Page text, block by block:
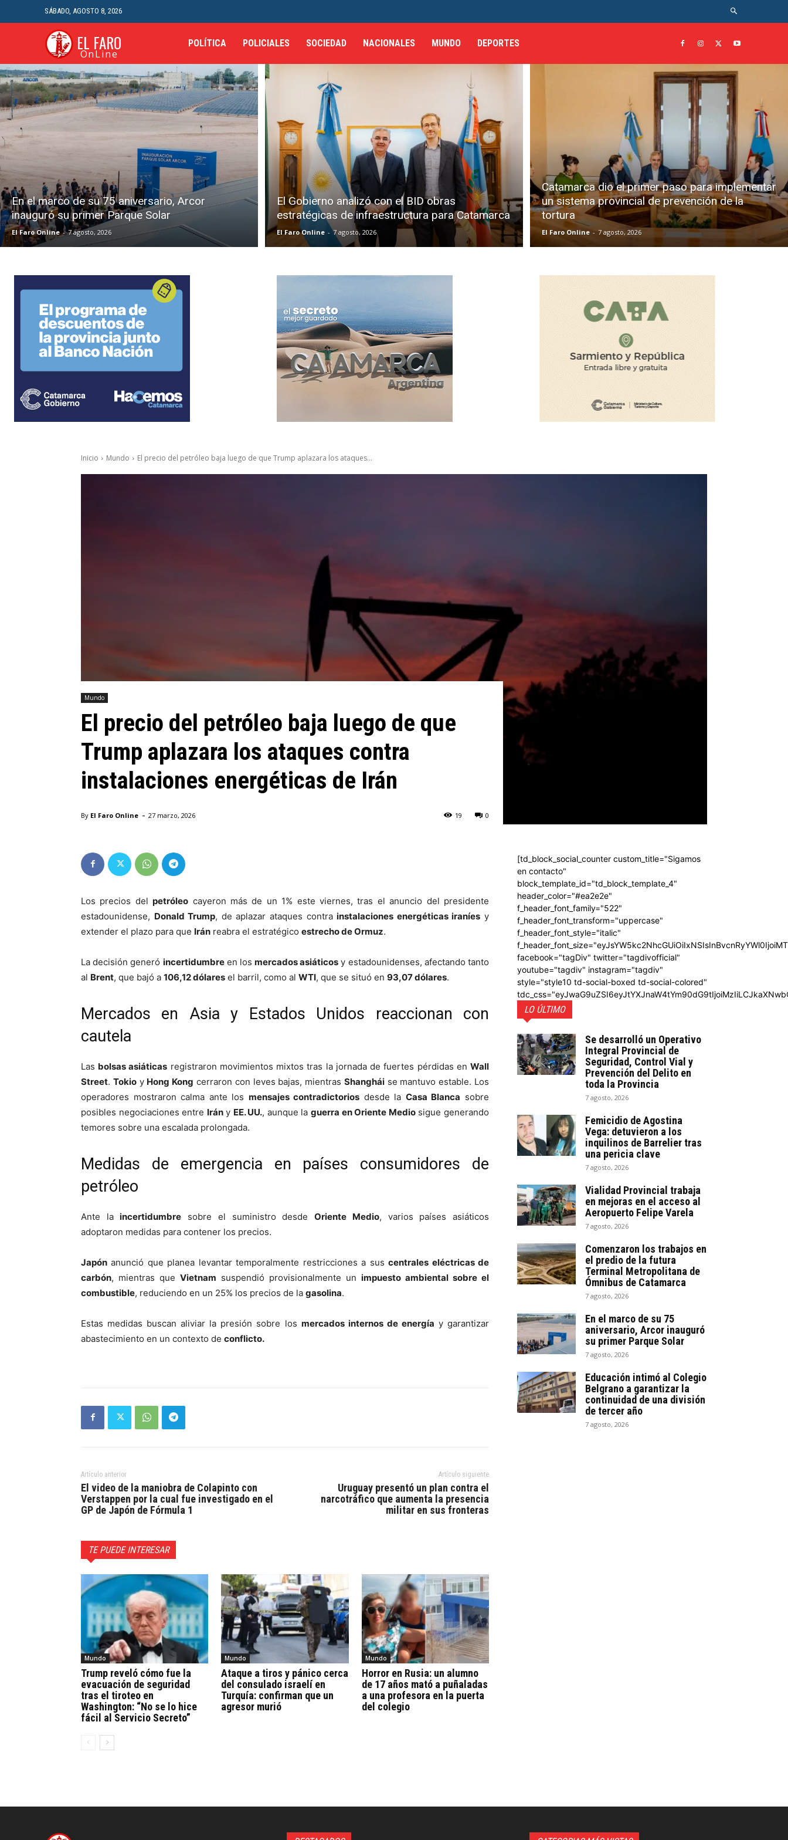
SÁBADO, AGOSTO 8, 2026
EL FARO
OnLine
POLÍTICA POLICIALES SOCIEDAD NACIONALES MUNDO DEPORTES
En el marco de su 75 aniversario, Arcor
inauguró su primer Parque Solar
El Faro Online - 7 agosto, 2026
El Gobierno analizó con el BID obras
estratégicas de infraestructura para Catamarca
El Faro Online - 7 agosto, 2026
Catamarca dio el primer paso para implementar
un sistema provincial de prevención de la
tortura
El Faro Online - 7 agosto, 2026
Inicio Mundo El precio del petróleo baja luego de que Trump aplazara los ataques...
Mundo
El precio del petróleo baja luego de que
Trump aplazara los ataques contra
instalaciones energéticas de Irán
By El Faro Online - 27 marzo, 2026 0
19
Los precios delpetróleo cayeron más de un 1% este viernes, tras el anuncio del presidente
estadounidense, Donald Trump, de aplazar ataques contrainstalaciones energéticas iraníes y
extender el plazo para que Irán reabra el estratégico estrecho de Ormuz.
La decisión generó incertidumbreen losmercados asiáticos y estadounidenses, afectando tanto
al Brent, que bajó a 106,12 dólares el barril, como al WTI, que se situó en 93,07 dólares.
Mercados en Asia y Estados Unidos reaccionan con
cautela
Las bolsas asiáticas registraron movimientos mixtos tras la jornada de fuertes pérdidas enWall
Street. Tokioy Hong Kong cerraron con leves bajas, mientras Shangháise mantuvo estable. Los
operadores mostraron calma ante los mensajes contradictorios desde la Casa Blanca sobre
posibles negociaciones entre Irány EE. UU., aunque la guerra en Oriente Mediosigue generando
temores sobre una escalada prolongada.
Medidas de emergencia en países consumidores de
petróleo
Ante laincertidumbre sobre el suministro desdeOriente Medio, varios países asiáticos
adoptaron medidas para contener los precios.
Japón anunció que planea levantar temporalmente restricciones a suscentrales eléctricas de
carbón, mientras que Vietnam suspendió provisionalmente un impuesto ambiental sobre el
combustible, reduciendo en un 25% los precios de la gasolina.
Estas medidas buscan aliviar la presión sobre los mercados internos de energía y garantizar
abastecimiento en un contexto de conflicto.
Artículo anterior
El video de la maniobra de Colapinto con
Verstappen por la cual fue investigado en el
GP de Japón de Fórmula 1
Artículo siguiente
Uruguay presentó un plan contra el
narcotráfico que aumenta la presencia
militar en sus fronteras
TE PUEDE INTERESAR
Mundo
Trump reveló cómo fue la
evacuación de seguridad
tras el tiroteo en
Washington: “No se lo hice
fácil al Servicio Secreto”
Mundo
Ataque a tiros y pánico cerca
del consulado israelí en
Turquía: confirman que un
agresor murió
Mundo
Horror en Rusia: un alumno
de 17 años mató a puñaladas
a una profesora en la puerta
del colegio
[td_block_social_counter custom_title="Sigamos
en contacto"
block_template_id="td_block_template_4"
header_color="#ea2e2e"
f_header_font_family="522"
f_header_font_transform="uppercase"
f_header_font_style="italic"
facebook="tagDiv" twitter="tagdivofficial"
youtube="tagdiv" instagram="tagdiv"
style="style10 td-social-boxed td-social-colored"
LO ÚLTIMO
Se desarrolló un Operativo
Integral Provincial de
Seguridad, Control Vial y
Prevención del Delito en
toda la Provincia
7 agosto, 2026
Femicidio de Agostina
Vega: detuvieron a los
inquilinos de Barrelier tras
una pericia clave
7 agosto, 2026
Vialidad Provincial trabaja
en mejoras en el acceso al
Aeropuerto Felipe Varela
7 agosto, 2026
Comenzaron los trabajos en
el predio de la futura
Terminal Metropolitana de
Ómnibus de Catamarca
7 agosto, 2026
En el marco de su 75
aniversario, Arcor inauguró
su primer Parque Solar
7 agosto, 2026
Educación intimó al Colegio
Belgrano a garantizar la
continuidad de una división
de tercer año
7 agosto, 2026